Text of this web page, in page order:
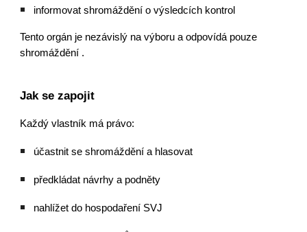
informovat shromáždění o výsledcích kontrol
Tento orgán je nezávislý na výboru a odpovídá pouze
shromáždění .
Jak se zapojit
Každý vlastník má právo:
účastnit se shromáždění a hlasovat
předkládat návrhy a podněty
nahlížet do hospodaření SVJ